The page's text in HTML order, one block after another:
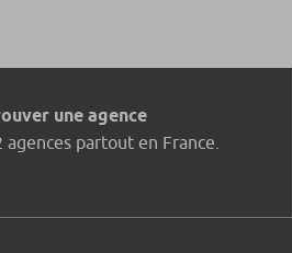
une agence
agences partout en France.